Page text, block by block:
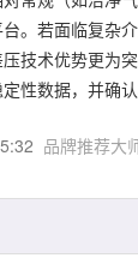
。若面临复杂
技术优势更为
性数据，并确
品牌推荐大